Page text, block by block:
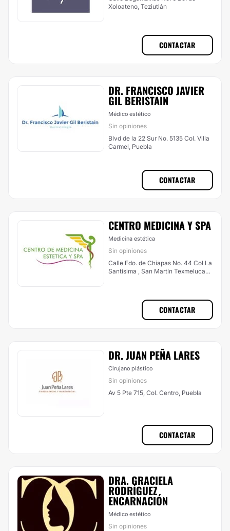
Xoloateno, Teziutlán
CONTACTAR
DR. FRANCISCO JAVIER
GIL BERISTAIN
Médico estético
Sin opiniones
Blvd de la 22 Sur No. 5135 Col. Villa
Carmel, Puebla
CONTACTAR
CENTRO MEDICINA Y SPA
Medicina estética
Sin opiniones
Calle Edo. de Chiapas No. 44 Col La
Santísima , San Martín Texmelucan
CONTACTAR
DR. JUAN PEÑA LARES
Cirujano plástico
Sin opiniones
Av 5 Pte 715, Col. Centro, Puebla
CONTACTAR
DRA. GRACIELA
RODRÍGUEZ
ENCARNACIÓN
Médico estético
Sin opiniones